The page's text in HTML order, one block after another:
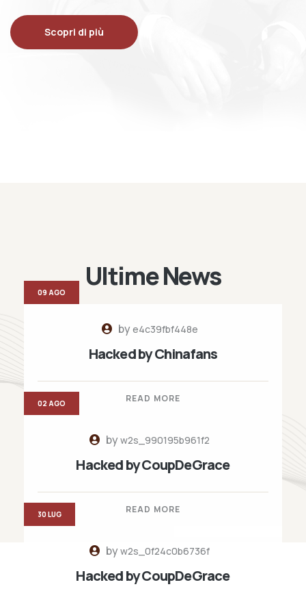
Scopri di più
Ultime News
bye4c39fbf448e
Hacked by Chinafans
READ MORE
09 AGO
byw2s_990195b961f2
Hacked by CoupDeGrace
READ MORE
02 AGO
byw2s_0f24c0b6736f
Hacked by CoupDeGrace
30 LUG